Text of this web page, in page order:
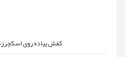
کفش پیاده روی اسکچرزSN 52864